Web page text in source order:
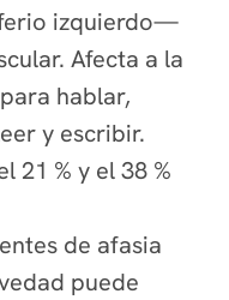
izquierdo—
Afecta a la
hablar,
y escribir.
21 % y el 38 %
de afasia
puede